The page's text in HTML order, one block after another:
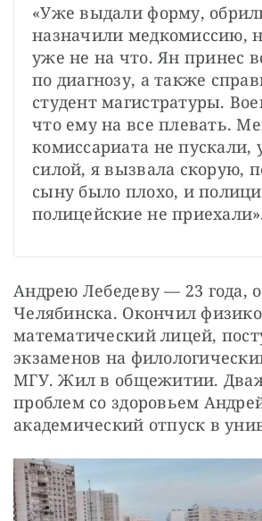
«Уже выдали форму,
назначили медкомиссию,
уже не на что. Ян принес
по диагнозу, а также
студент магистратуры.
что ему на все плевать.
комиссариата не пускали,
силой, я вызвала скорую,
сыну было плохо, и
полицейские не
Андрею Лебедеву — 23 года,
Челябинска. Окончил
математический лицей,
экзаменов на
МГУ. Жил в общежитии.
проблем со здоровьем
академический отпуск в